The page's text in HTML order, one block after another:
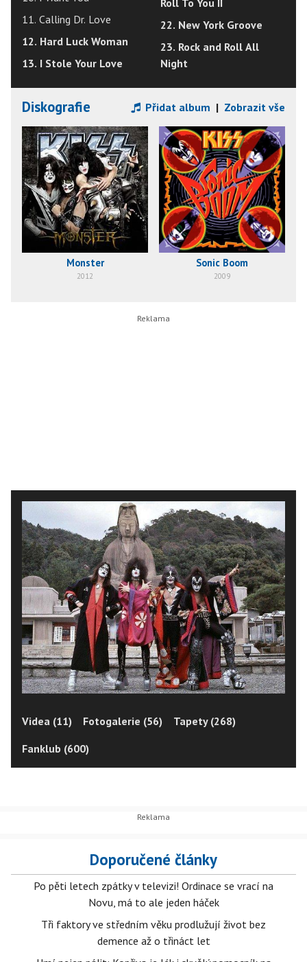
11. Calling Dr. Love
12. Hard Luck Woman
13. I Stole Your Love
22. New York Groove
23. Rock and Roll All
Night
Diskografie Přidat album | Zobrazit vše
Monster
2012
Sonic Boom
2009
Videa (11) Fotogalerie (56)
Tapety (268)
Fanklub (600)
Doporučené články
Po pěti letech zpátky v televizi! Ordinace se vrací na
Novu, má to ale jeden háček
Tři faktory ve středním věku prodlužují život bez
demence až o třináct let